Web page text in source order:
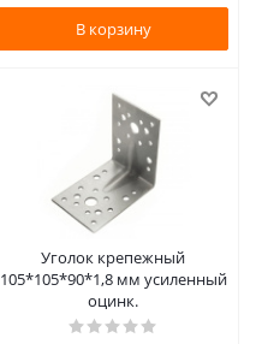
В корзину
Уголок крепежный
105*105*90*1,8 мм усиленный
оцинк.